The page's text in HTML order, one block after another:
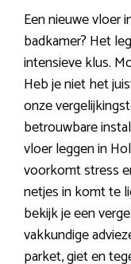
Een nieuwe vloer
badkamer? Het
intensieve klus.
Heb je niet het
onze
betrouwbare
vloer leggen in
voorkomt stress
netjes in komt te
bekijk je een
vakkundige
parket, giet en